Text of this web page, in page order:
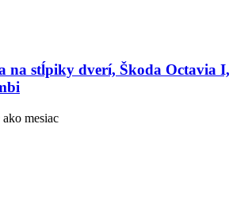
na stĺpiky dverí, Škoda Octavia I,
mesiac